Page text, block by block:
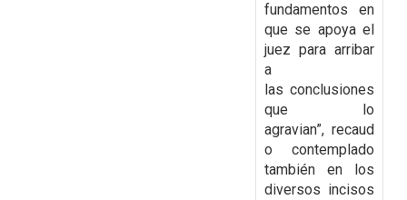
fundamentos en
que se apoya el
juez para arribar
a
las conclusiones
que lo
agravian”, recaud
o contemplado
también en los
diversos incisos